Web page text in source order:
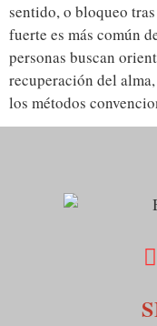
sentido, o bloqueo
fuerte es más común
personas buscan
recuperación del
los métodos